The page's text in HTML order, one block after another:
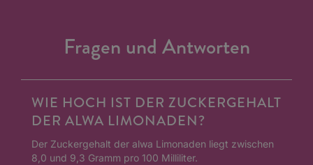
Fragen und Antworten
WIE HOCH IST DER ZUCKERGEHALT
DER ALWA LIMONADEN?
Der Zuckergehalt der alwa Limonaden liegt zwischen
8,0 und 9,3 Gramm pro 100 Milliliter.